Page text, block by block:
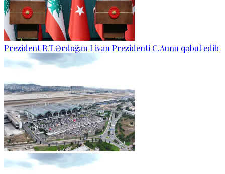
Prezident R.T.Ərdoğan Livan Prezidenti C.Aunu qəbul edib